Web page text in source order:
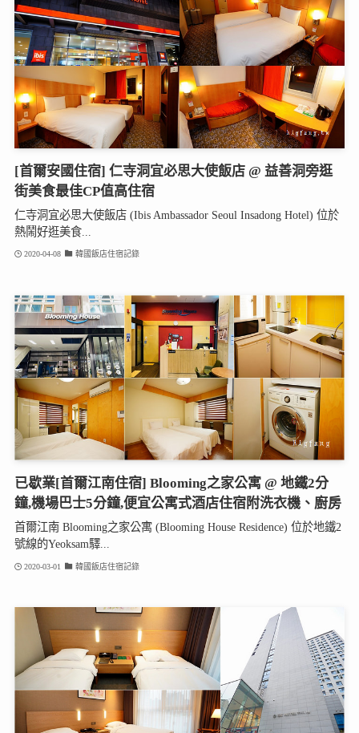
[首爾安國住宿] 仁寺洞宜必思大使飯店 @ 益善洞旁逛
街美食最佳CP值高住宿
仁寺洞宜必思大使飯店 (Ibis Ambassador Seoul Insadong Hotel) 位於
熱鬧好逛美食...
2020-04-08 韓國飯店住宿記錄
已歇業[首爾江南住宿] Blooming之家公寓 @ 地鐵2分
鐘,機場巴士5分鐘,便宜公寓式酒店住宿附洗衣機、廚房
首爾江南 Blooming之家公寓 (Blooming House Residence) 位於地鐵2
號線的Yeoksam驛...
2020-03-01 韓國飯店住宿記錄